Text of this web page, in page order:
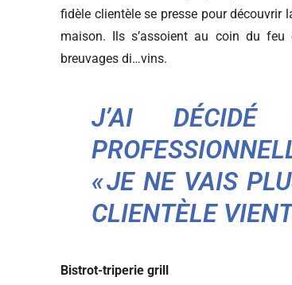
fidèle clientèle se presse pour
maison. Ils s’assoient au coin du
breuvages di…vins.
J’AI
« JE NE VAIS
CLIENTÈLE
Bistrot-triperie grill